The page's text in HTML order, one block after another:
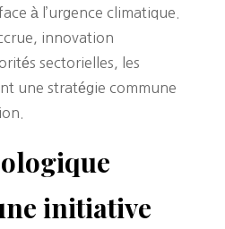
à l’urgence climatique.
innovation
sectorielles, les
une stratégie commune
initiative